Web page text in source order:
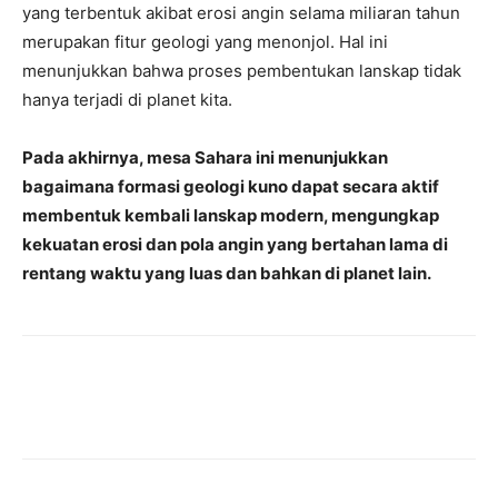
yang terbentuk akibat erosi angin selama miliaran tahun
merupakan fitur geologi yang menonjol. Hal ini
menunjukkan bahwa proses pembentukan lanskap tidak
hanya terjadi di planet kita.
Pada akhirnya, mesa Sahara ini menunjukkan
bagaimana formasi geologi kuno dapat secara aktif
membentuk kembali lanskap modern, mengungkap
kekuatan erosi dan pola angin yang bertahan lama di
rentang waktu yang luas dan bahkan di planet lain.